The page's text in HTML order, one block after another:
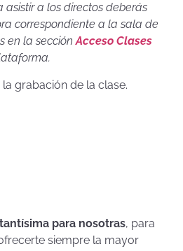
a los directos deberás
correspondiente a la sala de
en la secciónAcceso Clases
grabación de la clase.
para nosotras, para
siempre la mayor